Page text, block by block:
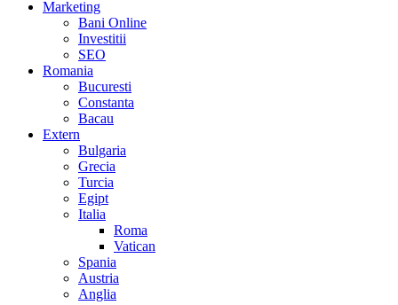
Marketing
Bani Online
Investitii
SEO
Romania
Bucuresti
Constanta
Bacau
Extern
Bulgaria
Grecia
Turcia
Egipt
Italia
Roma
Vatican
Spania
Austria
Anglia